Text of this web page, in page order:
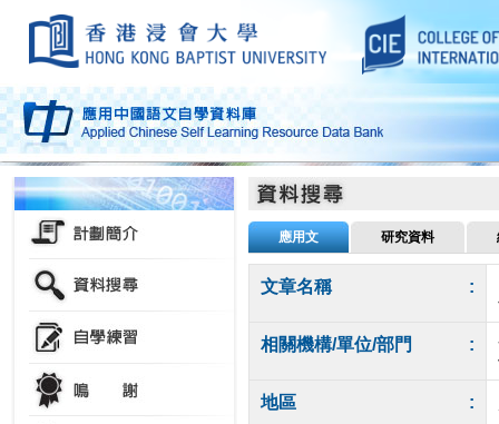
應用文 研究資料
文章名稱 :
相關機構/單位/部門 :
地區 :